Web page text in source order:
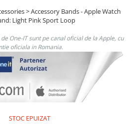
> Accessory Bands - Apple Watch
Light Pink Sport Loop
One-IT sunt pe canal oficial de la Apple, cu
oficiala in Romania.
STOC EPUIZAT